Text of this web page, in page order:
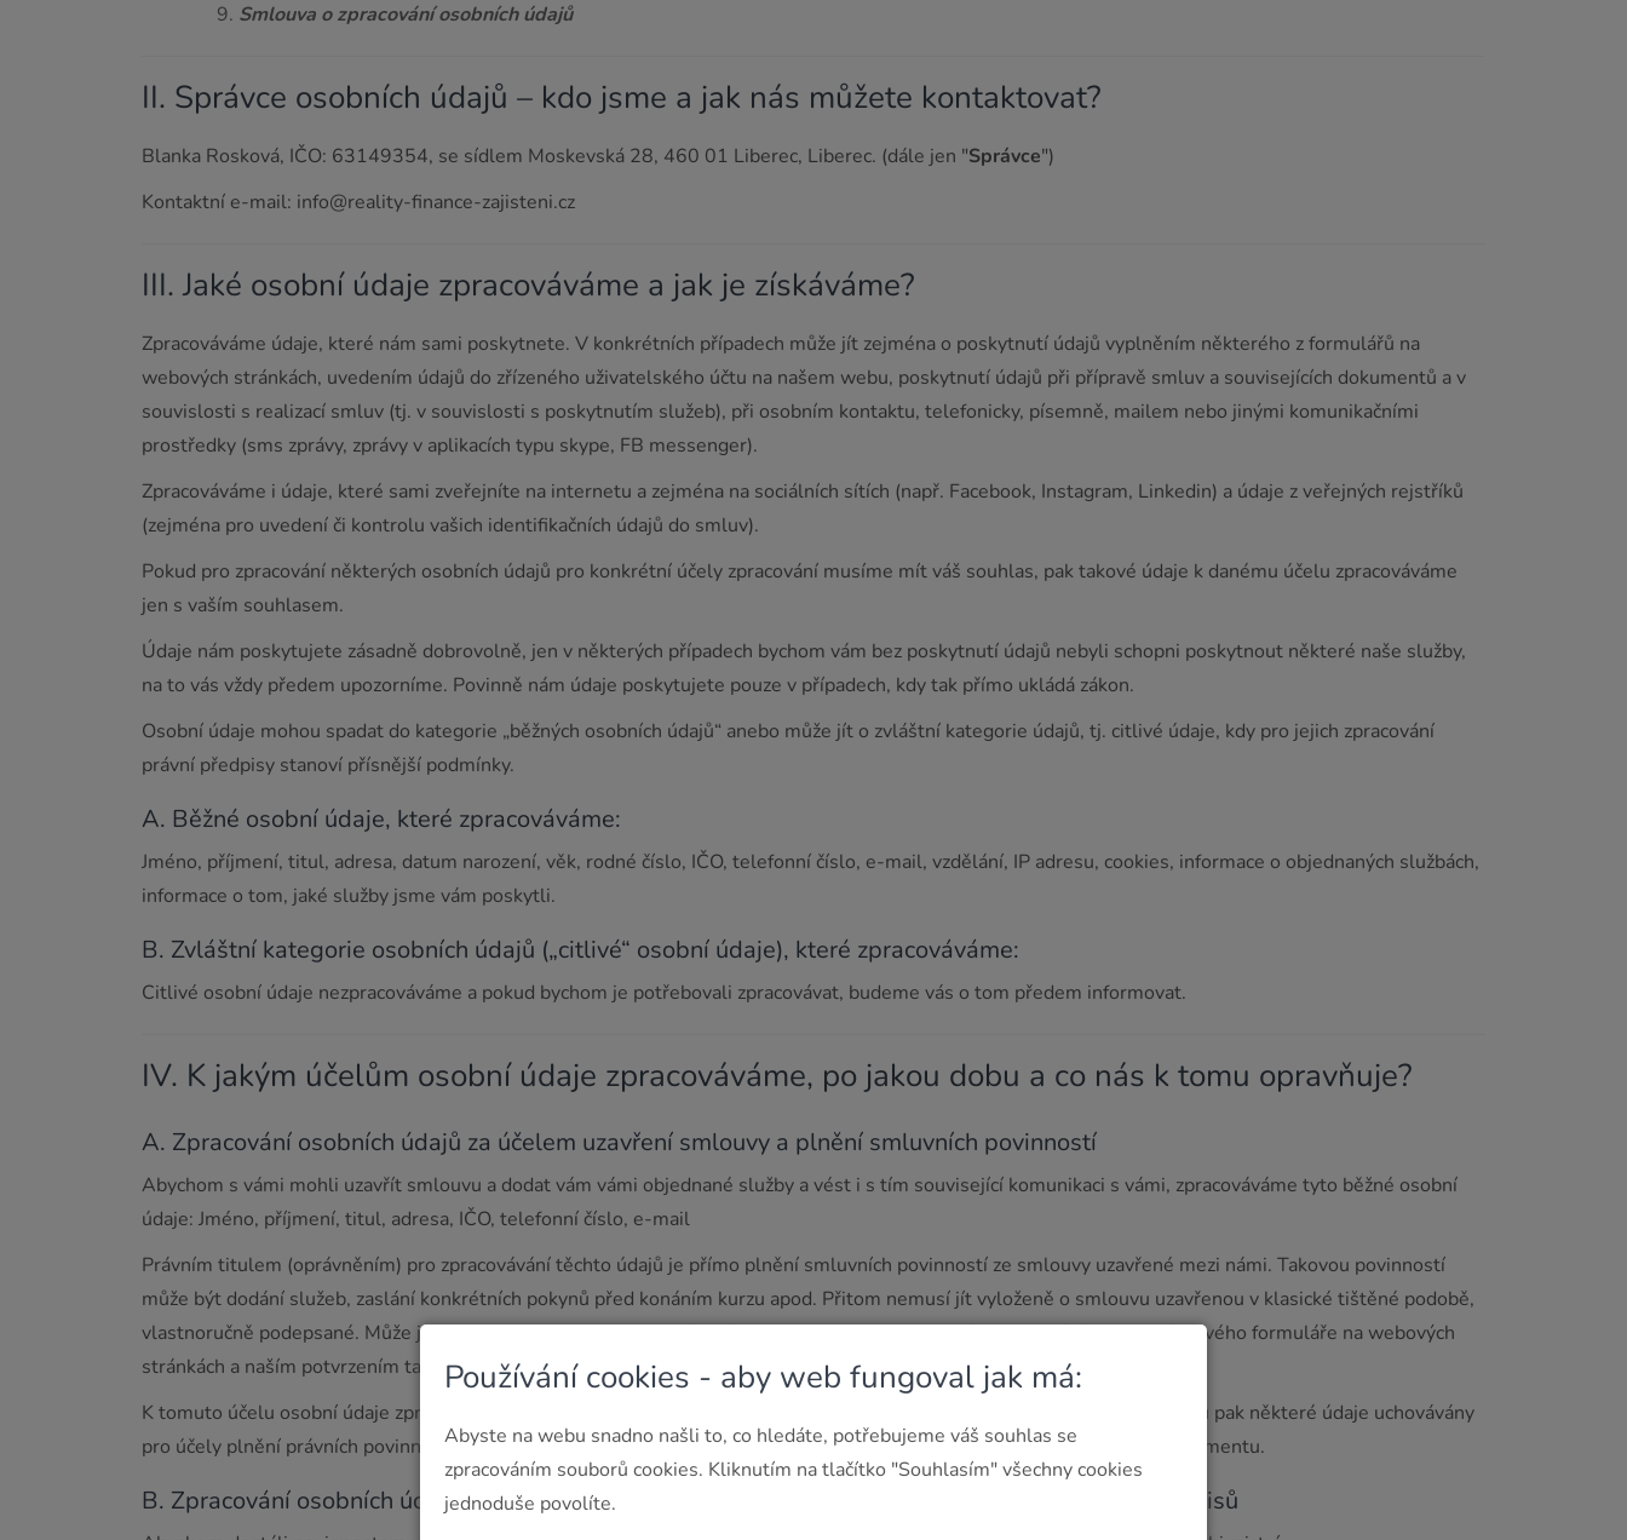
Smlouva o zpracování osobních údajů
II. Správce osobních údajů – kdo jsme a jak nás můžete kontaktovat?
Blanka Rosková, IČO: 63149354, se sídlem Moskevská 28, 460 01 Liberec, Liberec. (dále jen "Správce")
Kontaktní e-mail: info@reality-finance-zajisteni.cz
III. Jaké osobní údaje zpracováváme a jak je získáváme?
Zpracováváme údaje, které nám sami poskytnete. V konkrétních případech může jít zejména o poskytnutí údajů vyplněním některého z formulářů na
webových stránkách, uvedením údajů do zřízeného uživatelského účtu na našem webu, poskytnutí údajů při přípravě smluv a souvisejících dokumentů a v
souvislosti s realizací smluv (tj. v souvislosti s poskytnutím služeb), při osobním kontaktu, telefonicky, písemně, mailem nebo jinými komunikačními
prostředky (sms zprávy, zprávy v aplikacích typu skype, FB messenger).
Zpracováváme i údaje, které sami zveřejníte na internetu a zejména na sociálních sítích (např. Facebook, Instagram, Linkedin) a údaje z veřejných rejstříků
(zejména pro uvedení či kontrolu vašich identifikačních údajů do smluv).
Pokud pro zpracování některých osobních údajů pro konkrétní účely zpracování musíme mít váš souhlas, pak takové údaje k danému účelu zpracováváme
jen s vaším souhlasem.
Údaje nám poskytujete zásadně dobrovolně, jen v některých případech bychom vám bez poskytnutí údajů nebyli schopni poskytnout některé naše služby,
na to vás vždy předem upozorníme. Povinně nám údaje poskytujete pouze v případech, kdy tak přímo ukládá zákon.
Osobní údaje mohou spadat do kategorie „běžných osobních údajů“ anebo může jít o zvláštní kategorie údajů, tj. citlivé údaje, kdy pro jejich zpracování
právní předpisy stanoví přísnější podmínky.
A. Běžné osobní údaje, které zpracováváme:
Jméno, příjmení, titul, adresa, datum narození, věk, rodné číslo, IČO, telefonní číslo, e-mail, vzdělání, IP adresu, cookies, informace o objednaných službách,
informace o tom, jaké služby jsme vám poskytli.
B. Zvláštní kategorie osobních údajů („citlivé“ osobní údaje), které zpracováváme:
Citlivé osobní údaje nezpracováváme a pokud bychom je potřebovali zpracovávat, budeme vás o tom předem informovat.
IV. K jakým účelům osobní údaje zpracováváme, po jakou dobu a co nás k tomu opravňuje?
A. Zpracování osobních údajů za účelem uzavření smlouvy a plnění smluvních povinností
Abychom s vámi mohli uzavřít smlouvu a dodat vám vámi objednané služby a vést i s tím související komunikaci s vámi, zpracováváme tyto běžné osobní
údaje: Jméno, příjmení, titul, adresa, IČO, telefonní číslo, e-mail
Právním titulem (oprávněním) pro zpracovávání těchto údajů je přímo plnění smluvních povinností ze smlouvy uzavřené mezi námi. Takovou povinností
může být dodání služeb, zaslání konkrétních pokynů před konáním kurzu apod. Přitom nemusí jít vyloženě o smlouvu uzavřenou v klasické tištěné podobě,
vlastnoručně podepsané. Může jít např. i o smlouvu uzavřenou ústně, po telefonu nebo vyplněním a odesláním objednávkového formuláře na webových
stránkách a naším potvrzením takové objednávky.
K tomuto účelu osobní údaje zpracováváme po dobu trvání smluvního vztahu mezi námi. Po skončení smluvního vztahu jsou pak některé údaje uchovávány
pro účely plnění právních povinností nebo pro účely oprávněného zájmu, jak se dočtete v následujících částech tohoto dokumentu.
B. Zpracování osobních údajů pro splnění povinností z účetních, daňových a dalších právních předpisů
Používání cookies - aby web fungoval jak má:
Abyste na webu snadno našli to, co hledáte, potřebujeme váš souhlas se
zpracováním souborů cookies. Kliknutím na tlačítko "Souhlasím" všechny cookies
jednoduše povolíte.